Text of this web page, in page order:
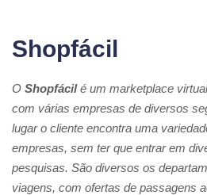
Shopfácil
O Shopfácilé um marketplace
com várias empresas de diversos
lugar o cliente encontra uma
empresas, sem ter que entrar em
pesquisas. São diversos os
viagens, com ofertas de passagens